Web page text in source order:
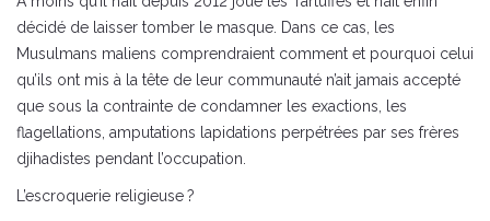
décidé de laisser tomber le masque. Dans ce cas, les
Musulmans maliens comprendraient comment et pourquoi celui
qu’ils ont mis à la tête de leur communauté n’ait jamais accepté
que sous la contrainte de condamner les exactions, les
flagellations, amputations lapidations perpétrées par ses frères
djihadistes pendant l’occupation.
L’escroquerie religieuse ?